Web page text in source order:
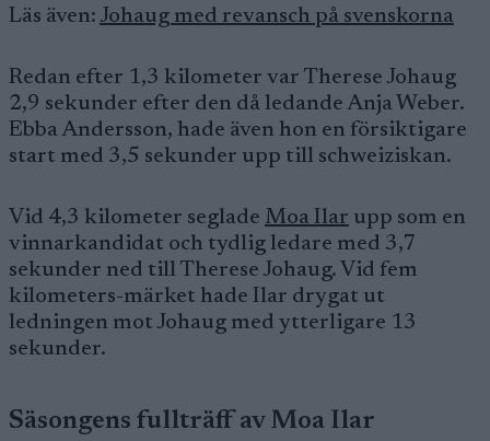
Läs även: Johaug med revansch på svenskorna
Redan efter 1,3 kilometer var Therese Johaug
2,9 sekunder efter den då ledande Anja Weber.
Ebba Andersson, hade även hon en försiktigare
start med 3,5 sekunder upp till schweiziskan.
Vid 4,3 kilometer seglade Moa Ilar upp som en
vinnarkandidat och tydlig ledare med 3,7
sekunder ned till Therese Johaug. Vid fem
kilometers-märket hade Ilar drygat ut
ledningen mot Johaug med ytterligare 13
sekunder.
Säsongens fullträff av Moa Ilar